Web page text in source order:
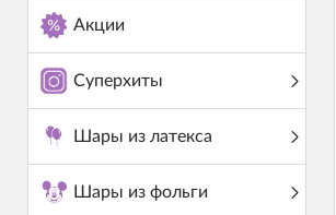
Акции
Суперхиты
Шары из латекса
Шары из фольги